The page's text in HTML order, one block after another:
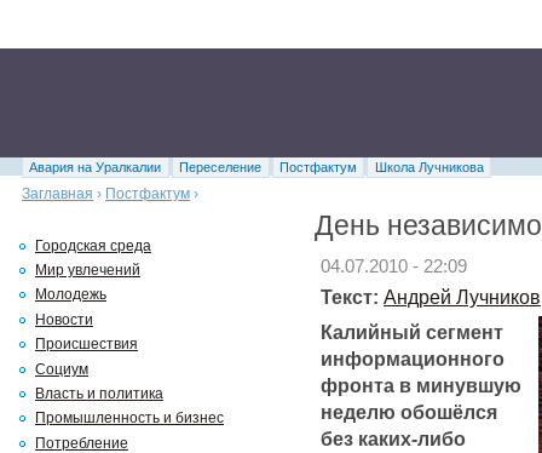
Авария на Уралкалии Переселение Постфактум
Школа Лучникова
Заглавная › Постфактум ›
День
04.07.2010 - 22:09
Текст: Андрей Лучников
Калийный сегмент
информационного
фронта в минувшую
неделю обошёлся
без каких-либо
Городская среда
Мир увлечений
Молодежь
Новости
Происшествия
Социум
Власть и политика
Промышленность и бизнес
Потребление